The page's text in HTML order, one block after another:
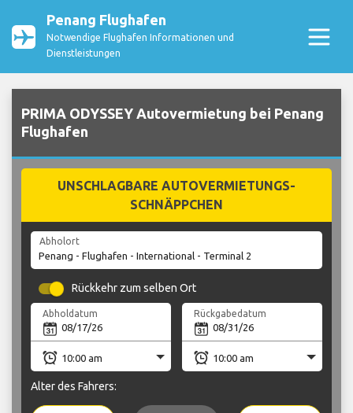
Penang Flughafen
Notwendige Flughafen Informationen und
Dienstleistungen
PRIMA ODYSSEY Autovermietung bei Penang
Flughafen
UNSCHLAGBARE AUTOVERMIETUNGS-
SCHNÄPPCHEN
Abholort
Rückkehr zum selben Ort
Abholdatum Rückgabedatum
Alter des Fahrers: